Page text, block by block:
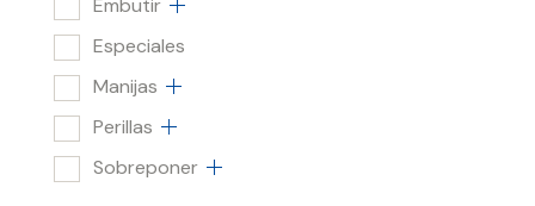
Embutir
Especiales
Manijas
Perillas
Sobreponer